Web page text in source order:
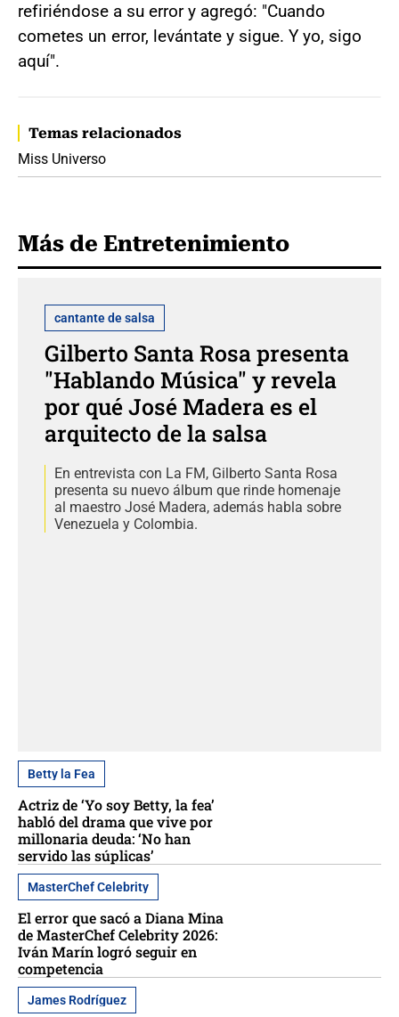
refiriéndose a su error y agregó: "Cuando
cometes un error, levántate y sigue. Y yo, sigo
aquí".
Temas relacionados
Miss Universo
Más de Entretenimiento
cantante de salsa
Gilberto Santa Rosa presenta
"Hablando Música" y revela
por qué José Madera es el
arquitecto de la salsa
En entrevista con La FM, Gilberto Santa Rosa
presenta su nuevo álbum que rinde homenaje
al maestro José Madera, además habla sobre
Venezuela y Colombia.
Betty la Fea
Actriz de ‘Yo soy Betty, la fea’
habló del drama que vive por
millonaria deuda: ‘No han
servido las súplicas’
MasterChef Celebrity
El error que sacó a Diana Mina
de MasterChef Celebrity 2026:
Iván Marín logró seguir en
competencia
James Rodríguez